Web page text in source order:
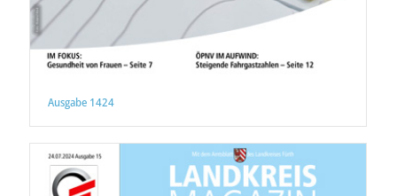
Ausgabe 1424